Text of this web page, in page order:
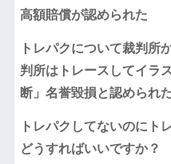
高額賠償が認められた
トレパクについて裁判所
判所はトレースしてイラ
断」名誉毀損と認められ
トレパクしてないのにト
どうすればいいですか？